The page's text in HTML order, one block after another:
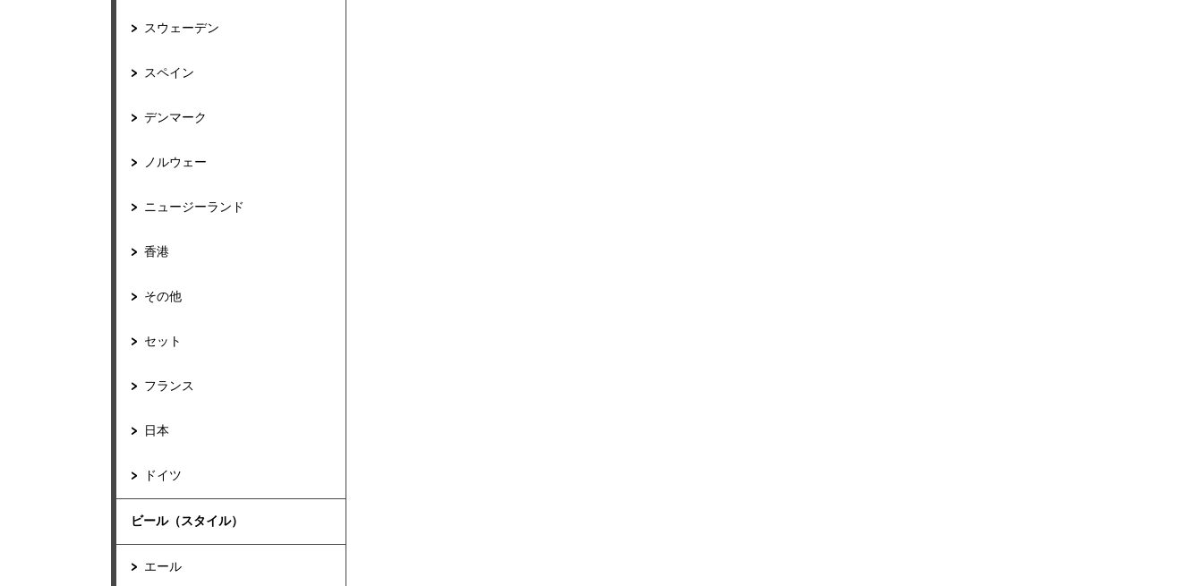
スウェーデン
スペイン
デンマーク
ノルウェー
ニュージーランド
香港
その他
セット
フランス
日本
ドイツ
ビール（スタイル）
エール